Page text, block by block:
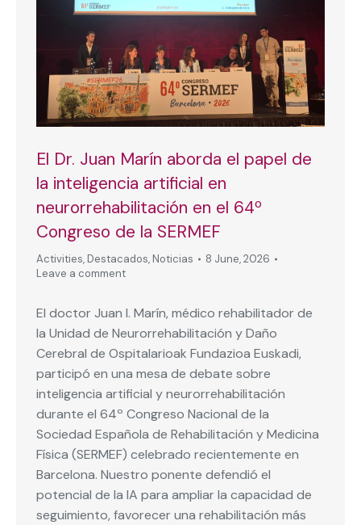
El Dr. Juan Marín aborda el papel de
la inteligencia artificial en
neurorrehabilitación en el 64º
Congreso de la SERMEF
Activities, Destacados, Noticias
8 June, 2026
Leave a comment
El doctor Juan I. Marín, médico rehabilitador de
la Unidad de Neurorrehabilitación y Daño
Cerebral de Ospitalarioak Fundazioa Euskadi,
participó en una mesa de debate sobre
inteligencia artificial y neurorrehabilitación
durante el 64º Congreso Nacional de la
Sociedad Española de Rehabilitación y Medicina
Física (SERMEF) celebrado recientemente en
Barcelona. Nuestro ponente defendió el
potencial de la IA para ampliar la capacidad de
seguimiento, favorecer una rehabilitación más